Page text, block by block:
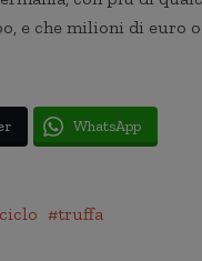
e che milioni di euro
WhatsApp
truffa